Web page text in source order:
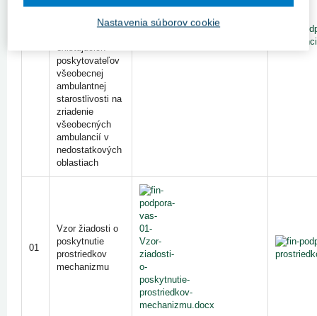
Finančná
podpora pre
existujúcich
poskytovateľov
všeobecnej
ambulantnej
starostlivosti na
zriadenie
všeobecných
ambulancií v
nedostatkových
oblastiach
01
Vzor žiadosti o
poskytnutie
prostriedkov
mechanizmu
Nastavenia súborov cookie